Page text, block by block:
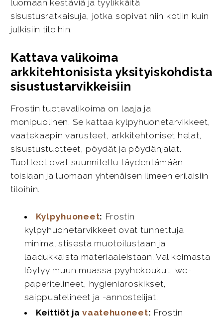
luomaan kestäviä ja tyylikkäitä
sisustusratkaisuja, jotka sopivat niin kotiin kuin
julkisiin tiloihin.
Kattava valikoima
arkkitehtonisista yksityiskohdista
sisustustarvikkeisiin
Frostin tuotevalikoima on laaja ja
monipuolinen. Se kattaa kylpyhuonetarvikkeet,
vaatekaapin varusteet, arkkitehtoniset helat,
sisustustuotteet, pöydät ja pöydänjalat.
Tuotteet ovat suunniteltu täydentämään
toisiaan ja luomaan yhtenäisen ilmeen erilaisiin
tiloihin.
Kylpyhuoneet: Frostin
kylpyhuonetarvikkeet ovat tunnettuja
minimalistisesta muotoilustaan ja
laadukkaista materiaaleistaan. Valikoimasta
löytyy muun muassa pyyhekoukut, wc-
paperitelineet, hygieniaroskikset,
saippuatelineet ja -annostelijat.
Keittiöt javaatehuoneet: Frostin